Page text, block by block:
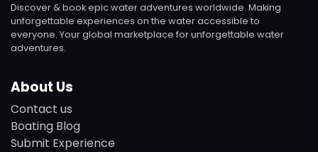
Discover & book epic water adventures worldwide. Making
unforgettable experiences on the water accessible to
everyone. Your global marketplace for unforgettable water
adventures.
About Us
Contact us
Boating Blog
Submit Experience